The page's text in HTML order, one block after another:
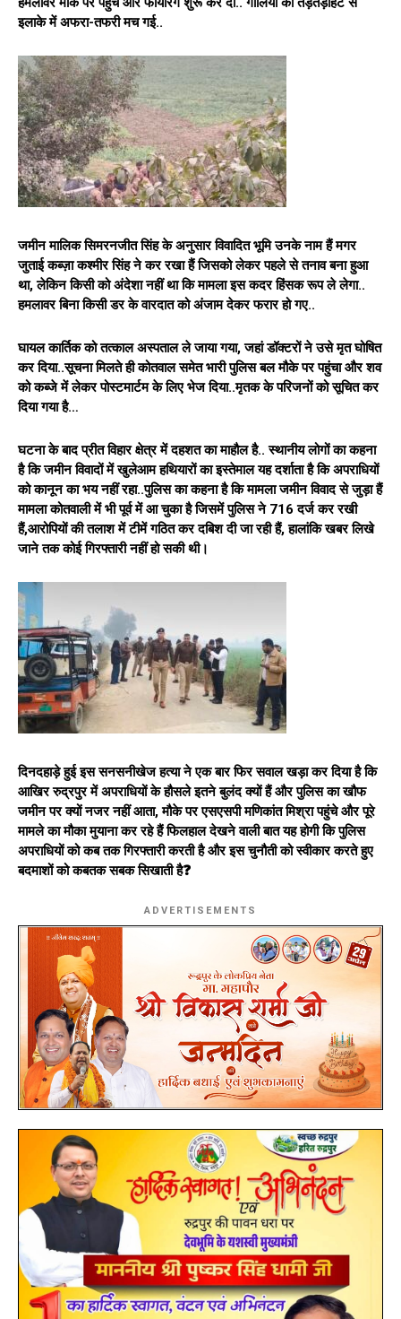
इलाके में अफरा-तफरी मच गई..
जमीन मालिक सिमरनजीत सिंह के अनुसार विवादित भूमि उनके नाम हैं मगर
जुताई कब्ज़ा कश्मीर सिंह ने कर रखा हैं जिसको लेकर पहले से तनाव बना हुआ
था, लेकिन किसी को अंदेशा नहीं था कि मामला इस कदर हिंसक रूप ले लेगा..
हमलावर बिना किसी डर के वारदात को अंजाम देकर फरार हो गए..
घायल कार्तिक को तत्काल अस्पताल ले जाया गया, जहां डॉक्टरों ने उसे मृत घोषित
कर दिया..सूचना मिलते ही कोतवाल समेत भारी पुलिस बल मौके पर पहुंचा और शव
को कब्जे में लेकर पोस्टमार्टम के लिए भेज दिया..मृतक के परिजनों को सूचित कर
दिया गया है…
घटना के बाद प्रीत विहार क्षेत्र में दहशत का माहौल है.. स्थानीय लोगों का कहना
है कि जमीन विवादों में खुलेआम हथियारों का इस्तेमाल यह दर्शाता है कि अपराधियों
को कानून का भय नहीं रहा..पुलिस का कहना है कि मामला जमीन विवाद से जुड़ा हैं
मामला कोतवाली में भी पूर्व में आ चुका है जिसमें पुलिस ने 716 दर्ज कर रखी
हैं,आरोपियों की तलाश में टीमें गठित कर दबिश दी जा रही हैं, हालांकि खबर लिखे
जाने तक कोई गिरफ्तारी नहीं हो सकी थी।
दिनदहाड़े हुई इस सनसनीखेज हत्या ने एक बार फिर सवाल खड़ा कर दिया है कि
आखिर रुद्रपुर में अपराधियों के हौसले इतने बुलंद क्यों हैं और पुलिस का खौफ
जमीन पर क्यों नजर नहीं आता, मौके पर एसएसपी मणिकांत मिश्रा पहुंचे और पूरे
मामले का मौका मुयाना कर रहे हैं फिलहाल देखने वाली बात यह होगी कि पुलिस
अपराधियों को कब तक गिरफ्तारी करती है और इस चुनौती को स्वीकार करते हुए
बदमाशों को कबतक सबक सिखाती है❓
ADVERTISEMENTS